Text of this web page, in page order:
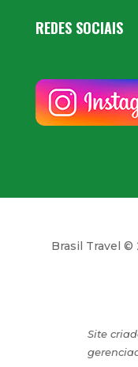
REDES SOCIAIS
Brasil Travel ©
Site